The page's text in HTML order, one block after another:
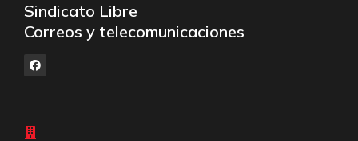
Sindicato Libre
Correos y telecomunicaciones